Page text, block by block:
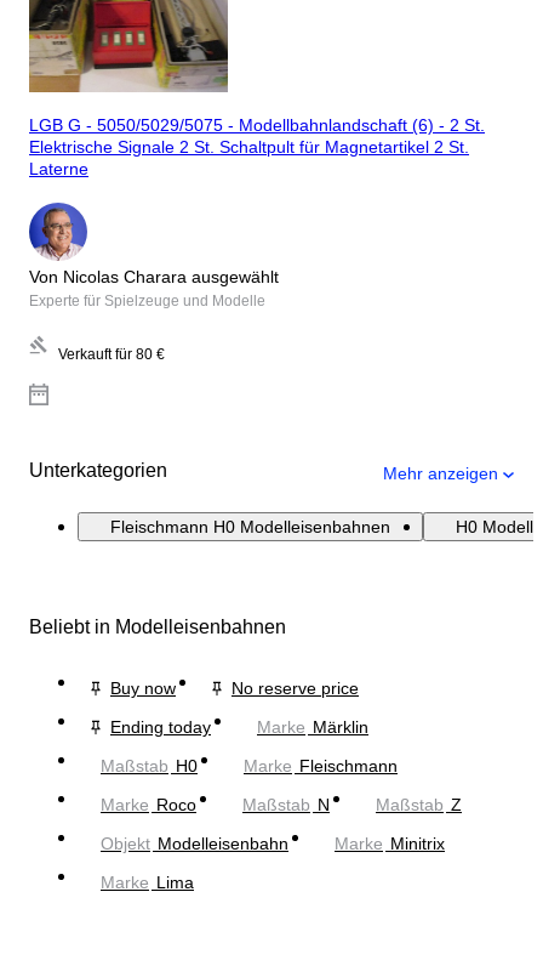
LGB G - 5050/5029/5075 - Modellbahnlandschaft (6) - 2 St.
Elektrische Signale 2 St. Schaltpult für Magnetartikel 2 St.
Laterne
Von Nicolas Charara ausgewählt
Experte für Spielzeuge und Modelle
Verkauft für 80 €
Unterkategorien Mehr anzeigen
Fleischmann H0 Modelleisenbahnen H0
Beliebt in Modelleisenbahnen
Buy now
No reserve price
Ending today
Marke Märklin
Maßstab H0 Marke Fleischmann
Marke Roco Maßstab N Maßstab Z
Objekt Modelleisenbahn Marke Minitrix
Marke Lima